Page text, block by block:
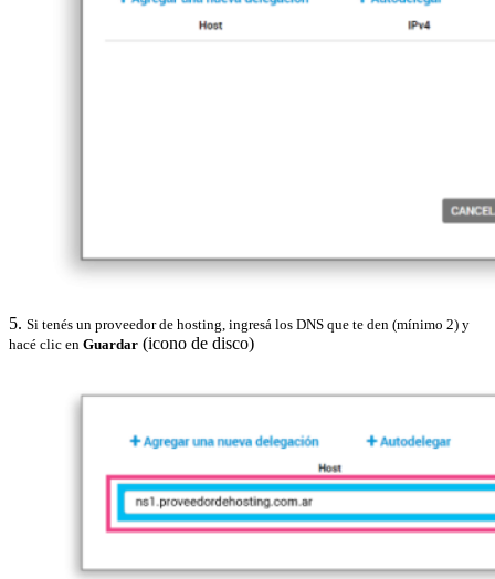
5. Si tenés un proveedor de hosting, ingresá los DNS que te den (mínimo 2) y
hacé clic en Guardar (icono de disco)